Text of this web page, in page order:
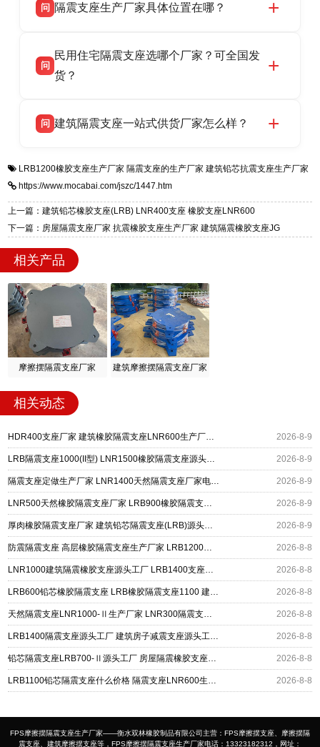
话：13323182312。
品资质齐全，每批次产品均配有正规第三方检测
货，厂家电话：13323182312，地址迎宾大街 9
号北方工业基地。
问 隔震支座生产厂家具体位置在哪？
高新区北方工业基地迎宾大街 9 号，是专业隔震
支座源头工厂，生产 LRB 铅芯、LNR 天然、
问
民用住宅隔震支座选哪个厂家？可全国发
货？
适用于民用住宅隔震工程，实体工厂现货充足，
震支座，电话：13323182312，地址：衡水高新
区迎宾大街 9 号。
问 建筑隔震支座一站式供货厂家怎么样？
一站式供货厂家，拥有多年行业生产经验，国标
标准生产 LRB/LNR/HDR/FPS 全系列支座，资
质、检测报告完备，提供选型、深化、供货、安
装指导全套服务，厂址衡水高新区北方工业基地
LRB1200橡胶支座生产厂家 隔震支座的生产厂家 建筑铅芯抗震支座生产厂家
https://www.mocabai.com/jszc/1447.htm
上一篇：建筑铅芯橡胶支座(LRB) LNR400支座 橡胶支座LNR600
下一篇：房屋隔震支座厂家 抗震橡胶支座生产厂家 建筑隔震橡胶支座JG
相关产品
摩擦摆隔震支座厂家 建筑摩擦摆隔震支座厂家
相关动态
HDR400支座厂家 建筑橡胶隔震支座LNR600生产厂家 LRB500铅芯支座生产厂家 2026-8-9
LRB隔震支座1000(II型) LNR1500橡胶隔震支座源头工厂 矩形高阻尼隔震支座 2026-8-9
隔震支座定做生产厂家 LNR1400天然隔震支座厂家电话 LRB400成品铅芯橡胶隔震支座源头工厂 2026-8-9
LNR500天然橡胶隔震支座厂家 LRB900橡胶隔震支座 建筑隔震减震支座 2026-8-9
厚肉橡胶隔震支座厂家 建筑铅芯隔震支座(LRB)源头工厂 高阻尼支座HDR多少钱 2026-8-9
防震隔震支座 高层橡胶隔震支座生产厂家 LRB1200橡胶隔震支座多少钱 2026-8-8
LNR1000建筑隔震橡胶支座源头工厂 LRB1400支座生产厂家 建筑水平力隔震支座厂家 2026-8-8
LRB600铅芯橡胶隔震支座 LRB橡胶隔震支座1100 建筑铅芯橡胶隔震支座定制生产厂家 2026-8-8
天然隔震支座LNR1000-Ⅱ生产厂家 LNR300隔震支座多少钱 LRB300铅芯橡胶隔震支座 2026-8-8
LRB1400隔震支座源头工厂 建筑房子减震支座源头工厂 工程隔震支座厂家 2026-8-8
铅芯隔震支座LRB700-Ⅱ源头工厂 房屋隔震橡胶支座多少钱 LNR600建筑橡胶隔震支座多少钱 2026-8-8
LRB1100铅芯隔震支座什么价格 隔震支座LNR600生产厂家 HDR系列高阻尼隔震橡胶支座 2026-8-8
FPS摩擦摆隔震支座生产厂家——衡水双林橡胶制品有限公司主营：FPS摩擦摆支座、摩擦摆隔
震支座、建筑摩擦摆支座等，FPS摩擦摆隔震支座生产厂家电话：13323182312，网址：